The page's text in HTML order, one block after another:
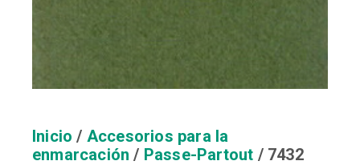
Inicio / Accesorios para la
enmarcación / Passe-Partout / 7432